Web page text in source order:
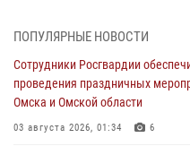
тренировка по управлению
30 июля 2026, 04:39 2
Росгвардия обеспечила
ПОПУЛЯРНЫЕ НОВОСТИ
Сотрудники Росгвардии
проведения праздничных
Омска и Омской области
03 августа 2026, 01:34 6